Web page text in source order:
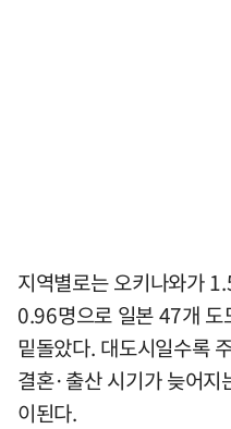
지역별로는 오키나와가
0.96명으로 일본 47개 도
밑돌았다. 대도시일수록
결혼·출산 시기가 늦어
이된다.